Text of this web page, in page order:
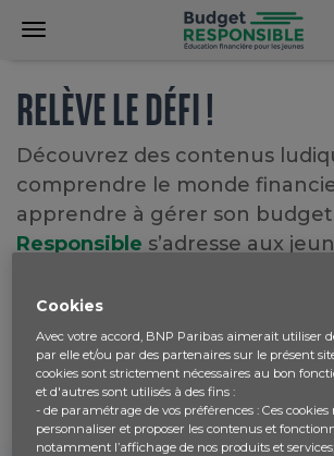
RELÈVE LE DÉFI !
Découvrez des contenus
comprendre le monde
apprendre à gérer son
Responsible s’adresse aux
sections dédiées.
Profitez de nos initiatives
inscrivez votre classe à un
d’éducation financière pour
En route vers un budget
Cookies
Avec votre accord, BNP Paribas aimerait utiliser
par elle et/ou par des partenaires sur le présent
cookies sont strictement nécessaires au bon
et d'autres sont utilisés à des fins :
- de paramétrage de vos préférences : Ces
personnaliser et proposer les contenus et
notamment l’affichage de nos produits et services;